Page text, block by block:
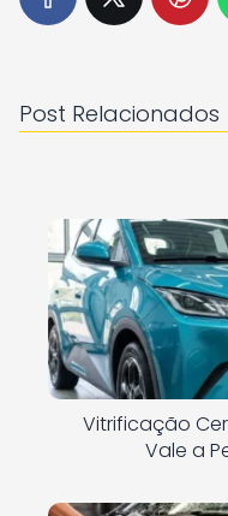
Post Relacionados
Vitrificação
Vale a